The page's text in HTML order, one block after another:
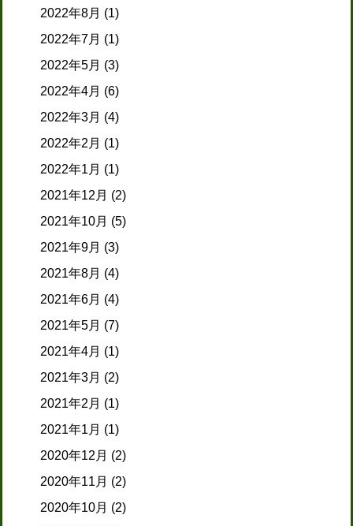
2022年8月 (1)
2022年7月 (1)
2022年5月 (3)
2022年4月 (6)
2022年3月 (4)
2022年2月 (1)
2022年1月 (1)
2021年12月 (2)
2021年10月 (5)
2021年9月 (3)
2021年8月 (4)
2021年6月 (4)
2021年5月 (7)
2021年4月 (1)
2021年3月 (2)
2021年2月 (1)
2021年1月 (1)
2020年12月 (2)
2020年11月 (2)
2020年10月 (2)